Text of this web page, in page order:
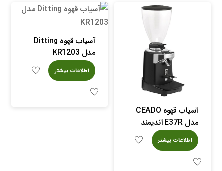
آسیاب قهوه CEADO
مدل E37R آندیمند
اطلاعات بیشتر
آسیاب قهوه Ditting
مدل KR1203
اطلاعات بیشتر